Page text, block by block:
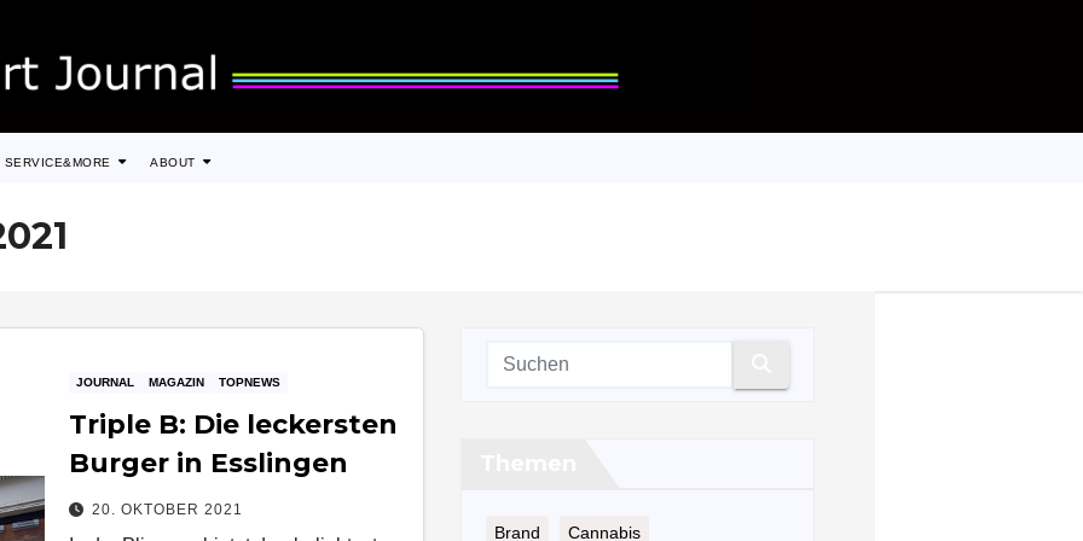
SERVICE&MORE ABOUT
JOURNAL MAGAZIN TOPNEWS
Triple B: Die leckersten
Burger in Esslingen
20. OKTOBER 2021
Brand Cannabis